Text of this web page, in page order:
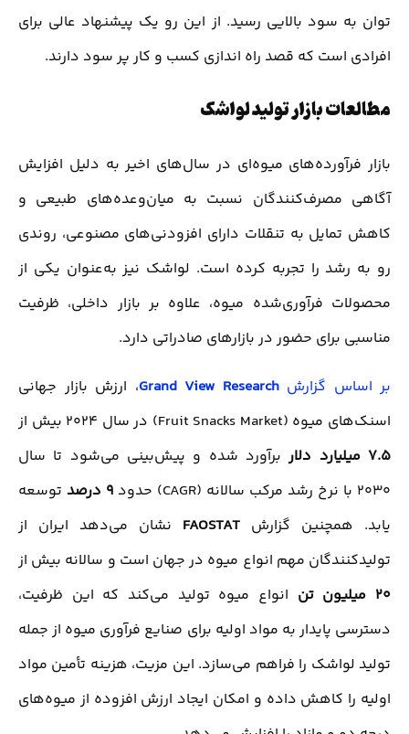
توان به سود بالایی رسید. از این رو یک پیشنهاد عالی برای
افرادی است که قصد راه اندازی کسب و کار پر سود دارند.
مطالعات بازار تولید لواشک
بازار فرآورده‌های میوه‌ای در سال‌های اخیر به دلیل افزایش
آگاهی مصرف‌کنندگان نسبت به میان‌وعده‌های طبیعی و
کاهش تمایل به تنقلات دارای افزودنی‌های مصنوعی، روندی
رو به رشد را تجربه کرده است. لواشک نیز به‌عنوان یکی از
محصولات فرآوری‌شده میوه، علاوه بر بازار داخلی، ظرفیت
مناسبی برای حضور در بازارهای صادراتی دارد.
بر اساس گزارشGrand View Research، ارزش بازار جهانی
اسنک‌های میوه (Fruit Snacks Market) در سال 2024 بیش از
7.5 میلیارد دلار
برآورد شده و پیش‌بینی می‌شود تا سال
2030 با نرخ رشد مرکب سالانه (CAGR) حدود
9 درصد
توسعه
یابد. همچنین گزارش FAOSTAT نشان می‌دهد ایران از
تولیدکنندگان مهم انواع میوه در جهان است و سالانه بیش از
20 میلیون تن
انواع میوه تولید می‌کند که این ظرفیت،
دسترسی پایدار به مواد اولیه برای صنایع فرآوری میوه از جمله
تولید لواشک را فراهم می‌سازد. این مزیت، هزینه تأمین مواد
اولیه را کاهش داده و امکان ایجاد ارزش افزوده از میوه‌های